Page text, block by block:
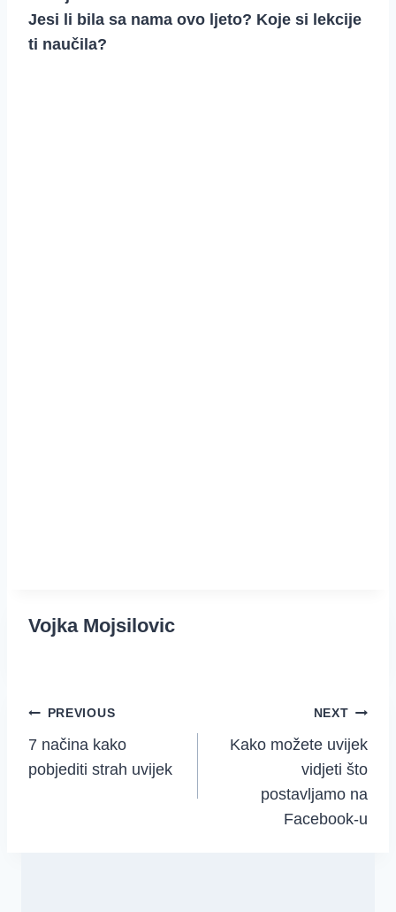
Jesi li bila sa nama ovo ljeto? Koje si lekcije
ti naučila?
Vojka Mojsilovic
Post
navigation
PREVIOUS
7 načina kako
pobjediti strah uvijek
NEXT
Kako možete uvijek
vidjeti što
postavljamo na
Facebook-u